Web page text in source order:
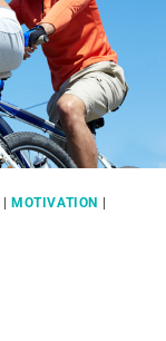
|MOTIVATION |